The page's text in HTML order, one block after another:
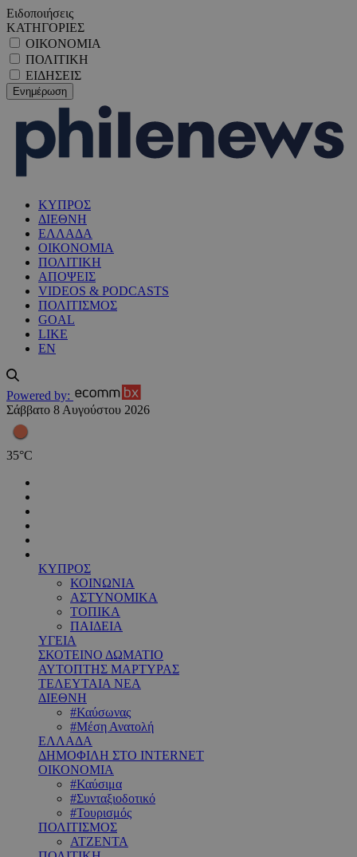
Ειδοποιήσεις
ΚΑΤΗΓΟΡΙΕΣ
ΟΙΚΟΝΟΜΙΑ
ΠΟΛΙΤΙΚΗ
ΕΙΔΗΣΕΙΣ
ΚΥΠΡΟΣ
ΔΙΕΘΝΗ
ΕΛΛΑΔΑ
ΟΙΚΟΝΟΜΙΑ
ΠΟΛΙΤΙΚΗ
ΑΠΟΨΕΙΣ
VIDEOS & PODCASTS
ΠΟΛΙΤΙΣΜΟΣ
GOAL
LIKE
EN
Powered by:
Σάββατο 8 Αυγούστου 2026
35°C
ΚΥΠΡΟΣ
ΚΟΙΝΩΝΙΑ
ΑΣΤΥΝΟΜΙΚΑ
ΤΟΠΙΚΑ
ΠΑΙΔΕΙΑ
ΥΓΕΙΑ
ΣΚΟΤΕΙΝΟ ΔΩΜΑΤΙΟ
ΑΥΤΟΠΤΗΣ ΜΑΡΤΥΡΑΣ
ΤΕΛΕΥΤΑΙΑ ΝΕΑ
ΔΙΕΘΝΗ
#Καύσωνας
#Μέση Ανατολή
ΕΛΛΑΔΑ
ΔΗΜΟΦΙΛΗ ΣΤΟ INTERNET
ΟΙΚΟΝΟΜΙΑ
#Καύσιμα
#Συνταξιοδοτικό
#Τουρισμός
ΠΟΛΙΤΙΣΜΟΣ
ΑΤΖΕΝΤΑ